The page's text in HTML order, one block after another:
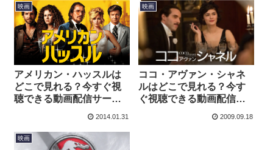
映画
アメリカン・ハッスルは
どこで見れる？今すぐ視
聴できる動画配信サービ
2014.01.31
映画
ココ・アヴァン・シャネ
ルはどこで見れる？今す
ぐ視聴できる動画配信サ
2009.09.18
映画